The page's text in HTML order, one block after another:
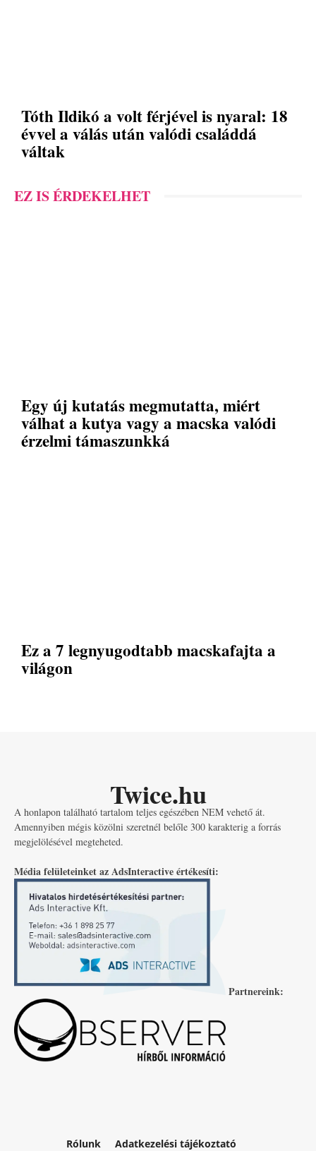
Tóth Ildikó a volt férjével is nyaral: 18
évvel a válás után valódi családdá
váltak
EZ IS ÉRDEKELHET
Egy új kutatás megmutatta, miért
válhat a kutya vagy a macska valódi
érzelmi támaszunkká
Ez a 7 legnyugodtabb macskafajta a
világon
Twice.hu
A honlapon található tartalom teljes egészében NEM vehető át.
Amennyiben mégis közölni szeretnél belőle 300 karakterig a forrás
megjelölésével megteheted.
Média felületeinket az AdsInteractive értékesíti:
Partnereink:
Rólunk Adatkezelési tájékoztató